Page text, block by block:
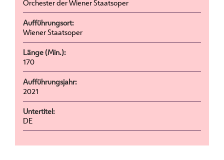
Orchester der Wiener Staatsoper
Aufführungsort:
Wiener Staatsoper
Länge (Min.):
170
Aufführungsjahr:
2021
Untertitel:
DE